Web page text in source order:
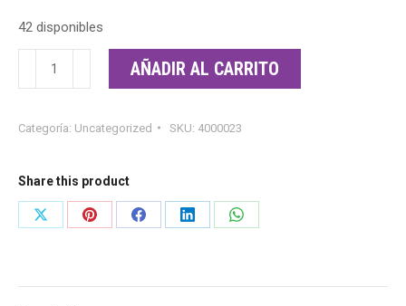
42 disponibles
90
cantidad
AÑADIR AL CARRITO
Categoría: Uncategorized SKU: 4000023
Share this product
Share
Share
Share
Share
Share